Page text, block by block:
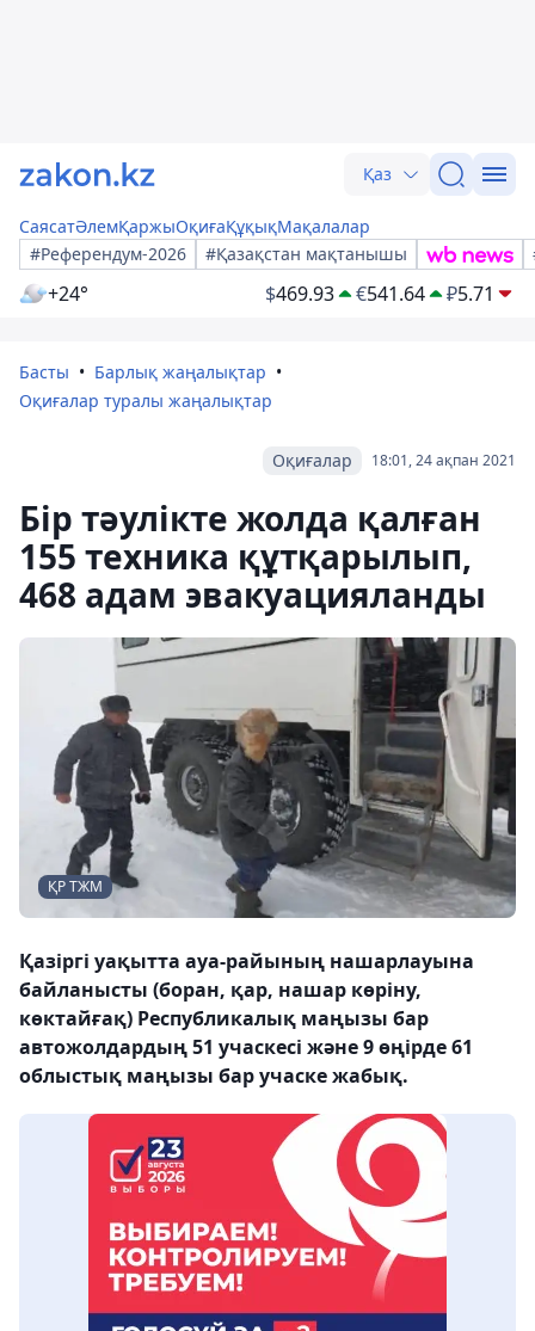
Қаз
СаясатӘлемҚаржыОқиғаҚұқықМақалалар
#Референдум-2026
#Қазақстан мақтанышы
+24° $469.93 €541.64 ₽5.71
Басты
Барлық жаңалықтар
Оқиғалар туралы жаңалықтар
18:01, 24 ақпан 2021
Оқиғалар
Бір тәулікте жолда қалған
155 техника құтқарылып,
468 адам эвакуацияланды
ҚР ТЖМ
Қазіргі уақытта ауа-райының нашарлауына
байланысты (боран, қар, нашар көріну,
көктайғақ) Республикалық маңызы бар
автожолдардың 51 учаскесі және 9 өңірде 61
облыстық маңызы бар учаске жабық.